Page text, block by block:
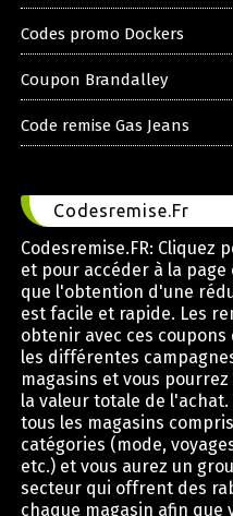
Codes promo Dockers
Coupon Brandalley
Code remise Gas Jeans
Codesremise.Fr
Codesremise.FR: Cliquez
et pour accéder à la
que l'obtention d'une
est facile et rapide. Les
obtenir avec ces
les différentes
magasins et vous
la valeur totale de
tous les magasins
catégories (mode,
etc.) et vous aurez un
secteur qui offrent des
chaque magasin afin que